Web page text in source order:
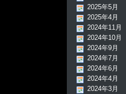
2025年5月
2025年4月
2024年11月
2024年10月
2024年9月
2024年7月
2024年6月
2024年4月
2024年3月